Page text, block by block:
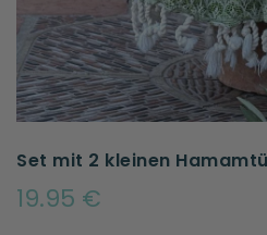
Set mit 2 kleinen
19.95 €